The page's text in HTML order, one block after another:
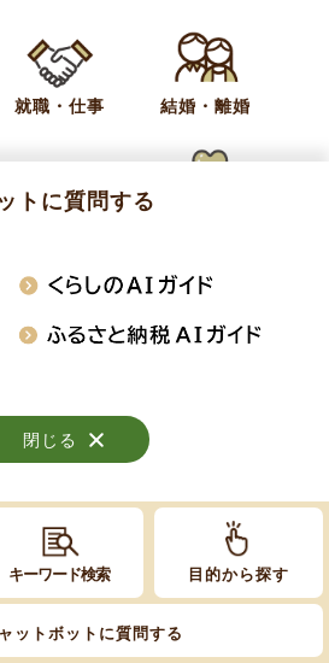
キーワード検索 目的から探す
ットボットに質問する
を検索
閉じる
就職・仕事 結婚・離婚
閉じる
トに質問する
閉じる